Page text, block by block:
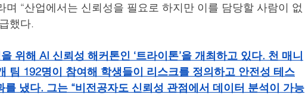
며 “산업에서는 신뢰성을 필요로 하지만 이를 담당할 사람이 없
했다.
위해 AI 신뢰성 해커톤인 ‘트라이톤’을 개최하고 있다. 천 매니
팀 192명이 참여해 학생들이 리스크를 정의하고 안전성 테스
냈다. 그는 “비전공자도 신뢰성 관점에서 데이터 분석이 가능